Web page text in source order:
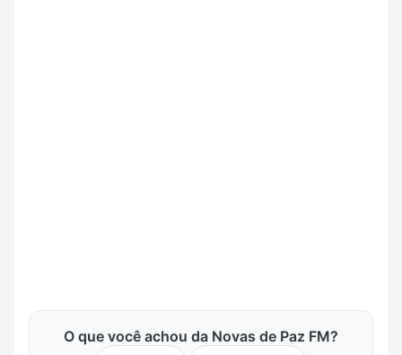
O que você achou da Novas de Paz FM?